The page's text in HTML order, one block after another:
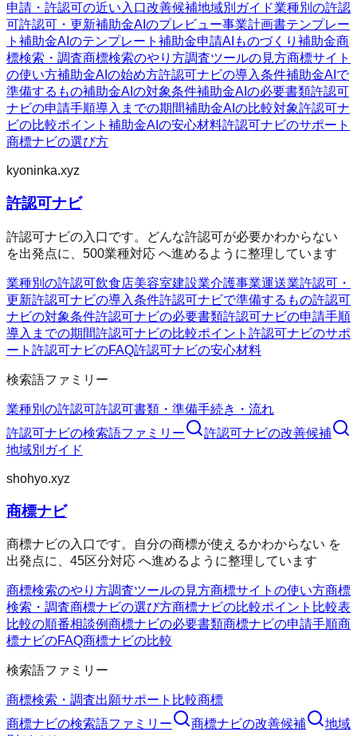
申請・許認可の近い入口改善候補地域別ガイド業種別の許認
可許認可・更新補助金AIのプレビュー事業計画書テンプレー
ト 補助金AIのテンプレート 補助金申請AI ものづくり補助金商
標検索・調査商標検索のやり方調査ツールの見方商標サイト
の使い方補助金AIの始め方許認可ナビの導入条件補助金AIで
準備するもの補助金AIの対象条件補助金AIの必要書類許認可
ナビの申請手順導入までの期間補助金AIの比較対象許認可ナ
ビの比較ポイント 補助金AIの安心材料許認可ナビのサポート
商標ナビの選び方
kyoninka.xyz
許認可ナビ
許認可ナビの入口です。どんな許認可が必要かわからない
を出発点に、500業種対応 へ進めるように整理しています
業種別の許認可飲食店美容室建設業介護事業運送業許認可・
更新許認可ナビの導入条件許認可ナビで準備するもの許認可
ナビの対象条件許認可ナビの必要書類許認可ナビの申請手順
導入までの期間許認可ナビの比較ポイント 許認可ナビのサポ
ート 許認可ナビのFAQ許認可ナビの安心材料
検索語ファミリー
業種別の許認可許認可書類・準備手続き・流れ
許認可ナビの検索語ファミリー 許認可ナビの改善候補
地域別ガイド
shohyo.xyz
商標ナビ
商標ナビの入口です。自分の商標が使えるかわからない を
出発点に、45区分対応 へ進めるように整理しています
商標検索のやり方調査ツールの見方商標サイトの使い方商標
検索・調査商標ナビの選び方商標ナビの比較ポイント 比較表
比較の順番相談例商標ナビの必要書類商標ナビの申請手順商
標ナビのFAQ商標ナビの比較
検索語ファミリー
商標検索・調査出願サポート 比較商標
商標ナビの検索語ファミリー 商標ナビの改善候補
地域